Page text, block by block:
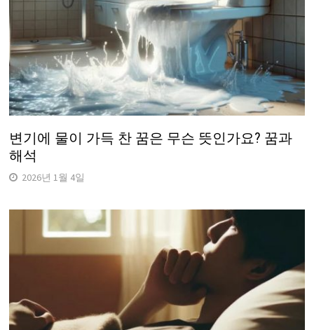
변기에 물이 가득 찬 꿈은 무슨 뜻인가요? 꿈과
해석
2026년 1월 4일